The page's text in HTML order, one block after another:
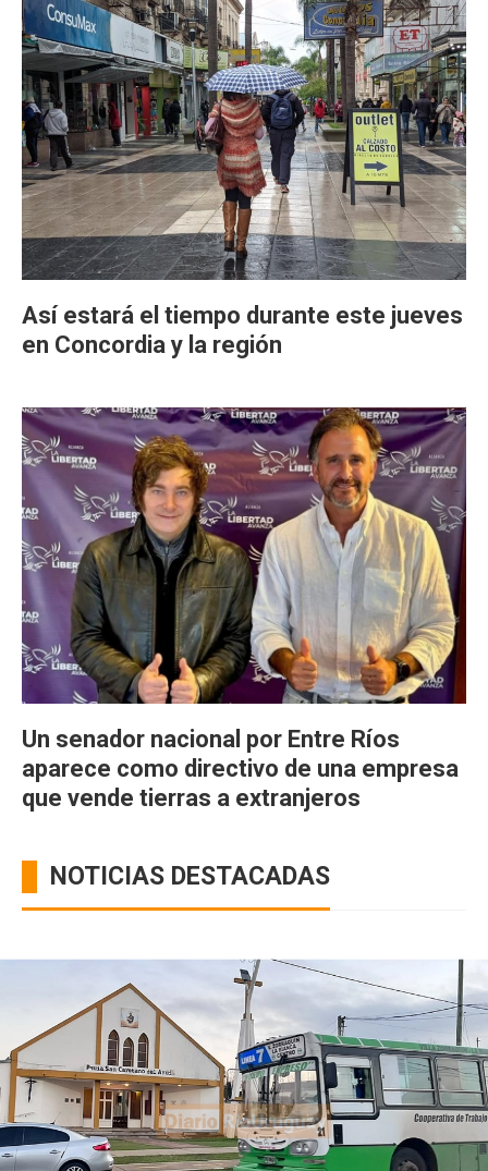
Así estará el tiempo durante este jueves
en Concordia y la región
Un senador nacional por Entre Ríos
aparece como directivo de una empresa
que vende tierras a extranjeros
NOTICIAS DESTACADAS